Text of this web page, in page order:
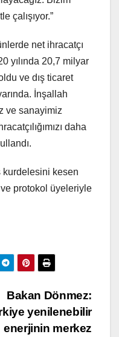
çalışıyor.”
net ihracatçı
yılında 20,7 milyar
ve dış ticaret
İnşallah
ve sanayimiz
daha
kurdelesini kesen
protokol üyeleriyle
Bakan Dönmez:
yenilenebilir
enerjinin merkez